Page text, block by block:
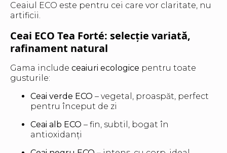
Ceaiul ECO este pentru cei care vor claritate, nu
artificii.
Ceai ECO Tea Forté: selecție variată,
rafinament natural
Gama include ceaiuri ecologice pentru toate
gusturile:
Ceai verde ECO – vegetal, proaspăt, perfect
pentru început de zi
Ceai alb ECO – fin, subtil, bogat în
antioxidanți